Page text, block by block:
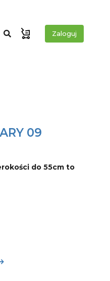
Zaloguj
09
do 55cm to